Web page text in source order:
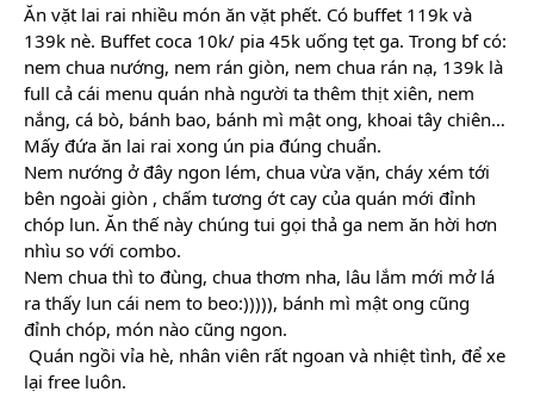
Ăn vặt lai rai nhiều món ăn vặt phết. Có buffet 119k và
139k nè. Buffet coca 10k/ pia 45k uống tẹt ga. Trong bf có:
nem chua nướng, nem rán giòn, nem chua rán nạ, 139k là
full cả cái menu quán nhà người ta thêm thịt xiên, nem
nắng, cá bò, bánh bao, bánh mì mật ong, khoai tây chiên…
Mấy đứa ăn lai rai xong ún pia đúng chuẩn.
Nem nướng ở đây ngon lém, chua vừa vặn, cháy xém tới
bên ngoài giòn , chấm tương ớt cay của quán mới đỉnh
chóp lun. Ăn thế này chúng tui gọi thả ga nem ăn hời hơn
nhìu so với combo.
Nem chua thì to đùng, chua thơm nha, lâu lắm mới mở lá
ra thấy lun cái nem to beo:))))), bánh mì mật ong cũng
đỉnh chóp, món nào cũng ngon.
lại free luôn.